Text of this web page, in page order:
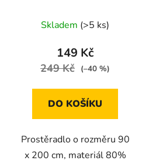
Skladem (>5 ks)
149 Kč
249 Kč (–40 %)
DO KOŠÍKU
Prostěradlo o rozměru 90
x 200 cm, materiál 80%